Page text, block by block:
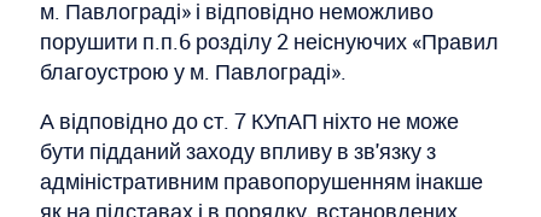
м. Павлограді» і відповідно неможливо
порушити п.п.6 розділу 2 неіснуючих «Правил
благоустрою у м. Павлограді».
А відповідно до ст. 7 КУпАП ніхто не може
бути підданий заходу впливу в зв'язку з
адміністративним правопорушенням інакше
як на підставах і в порядку, встановлених